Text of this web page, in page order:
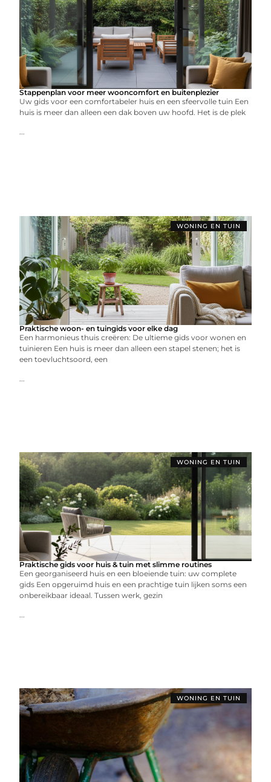
Stappenplan voor meer wooncomfort en buitenplezier
Uw gids voor een comfortabeler huis en een sfeervolle tuin Een
huis is meer dan alleen een dak boven uw hoofd. Het is de plek
...
WONING EN TUIN
Praktische woon- en tuingids voor elke dag
Een harmonieus thuis creëren: De ultieme gids voor wonen en
tuinieren Een huis is meer dan alleen een stapel stenen; het is
een toevluchtsoord, een
...
WONING EN TUIN
Praktische gids voor huis & tuin met slimme routines
Een georganiseerd huis en een bloeiende tuin: uw complete
gids Een opgeruimd huis en een prachtige tuin lijken soms een
onbereikbaar ideaal. Tussen werk, gezin
...
WONING EN TUIN